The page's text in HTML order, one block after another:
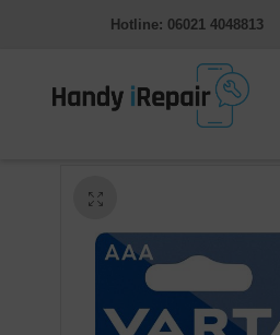
Hotline: 06021 4048813